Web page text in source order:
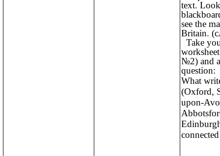
text.
see the
Britain.
Take
№2) and
question:
What
(Oxford,
upon-